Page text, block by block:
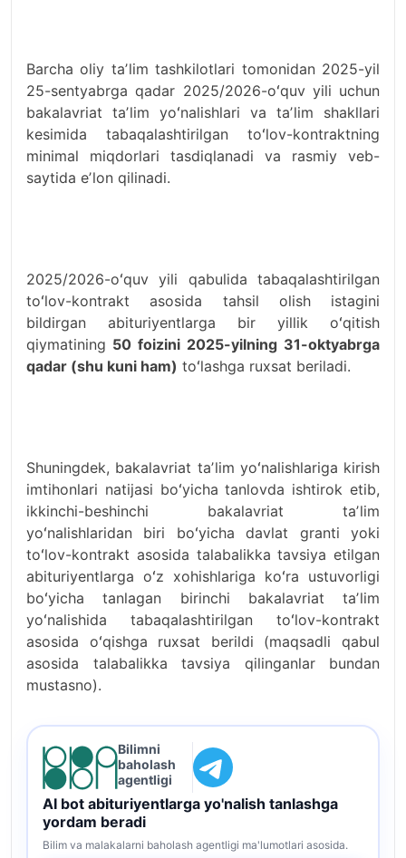
Barcha oliy taʼlim tashkilotlari tomonidan 2025-yil
25-sentyabrga qadar 2025/2026-oʻquv yili uchun
bakalavriat taʼlim yoʻnalishlari va taʼlim shakllari
kesimida tabaqalashtirilgan toʻlov-kontraktning
minimal miqdorlari tasdiqlanadi va rasmiy veb-
saytida eʼlon qilinadi.
2025/2026-oʻquv yili qabulida tabaqalashtirilgan
toʻlov-kontrakt asosida tahsil olish istagini
bildirgan abituriyentlarga bir yillik oʻqitish
qiymatining 50 foizini 2025-yilning 31-oktyabrga
qadar (shu kuni ham) toʻlashga ruxsat beriladi.
Shuningdek, bakalavriat taʼlim yoʻnalishlariga kirish
imtihonlari natijasi boʻyicha tanlovda ishtirok etib,
ikkinchi-beshinchi bakalavriat taʼlim
yoʻnalishlaridan biri boʻyicha davlat granti yoki
toʻlov-kontrakt asosida talabalikka tavsiya etilgan
abituriyentlarga oʻz xohishlariga koʻra ustuvorligi
boʻyicha tanlagan birinchi bakalavriat taʼlim
yoʻnalishida tabaqalashtirilgan toʻlov-kontrakt
asosida oʻqishga ruxsat berildi (maqsadli qabul
asosida talabalikka tavsiya qilinganlar bundan
mustasno).
Bilimni
baholash
agentligi
AI bot abituriyentlarga yo'nalish tanlashga
yordam beradi
Bilim va malakalarni baholash agentligi ma'lumotlari asosida.